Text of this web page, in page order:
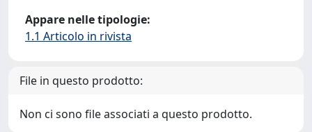
Appare nelle tipologie:
1.1 Articolo in rivista
File in questo prodotto:
Non ci sono file associati a questo prodotto.